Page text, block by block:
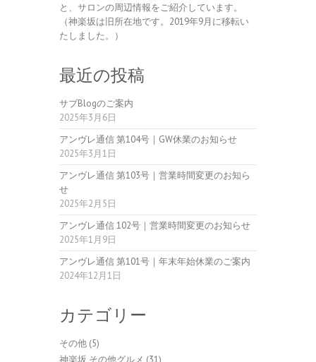
と、サロンの周辺情報をご紹介しています。
（神楽坂は旧所在地です。2019年9月に移転い
たしました。）
最近の投稿
サブBlogのご案内
2025年3月6日
アンヴレ通信 第104号｜GW休業のお知らせ
2025年3月1日
アンヴレ通信 第103号｜営業時間変更のお知ら
せ
2025年2月5日
アンヴレ通信 102号｜営業時間変更のお知らせ
2025年1月9日
アンヴレ通信 第101号｜年末年始休業のご案内
2024年12月1日
カテゴリー
その他 (5)
神楽坂 その他グルメ (31)